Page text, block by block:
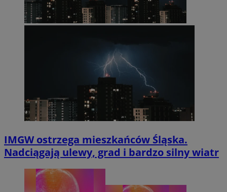
IMGW ostrzega mieszkańców Śląska.
Nadciągają ulewy, grad i bardzo silny wiatr